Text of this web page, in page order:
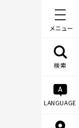
メニュー
検索
LANGUAGE